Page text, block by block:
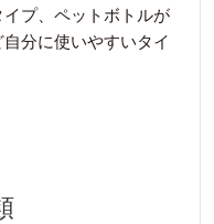
プ、ペットボトルが
分に使いやすいタイ